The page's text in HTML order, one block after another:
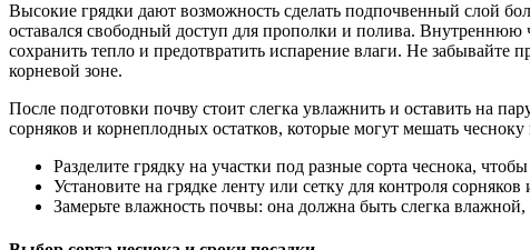
Высокие грядки дают возможность сделать подпочвенный слой
оставался свободный доступ для прополки и полива.
сохранить тепло и предотвратить испарение влаги. Не забывайте
корневой зоне.
После подготовки почву стоит слегка увлажнить и оставить на
сорняков и корнеплодных остатков, которые могут мешать
Разделите грядку на участки под разные сорта чеснока,
Установите на грядке ленту или сетку для контроля
Замерьте влажность почвы: она должна быть слегка